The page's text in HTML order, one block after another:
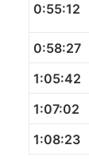
0:55:12
0:58:27
1:05:42
1:07:02
1:08:23